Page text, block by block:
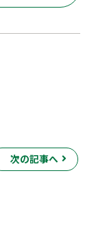
次の記事へ